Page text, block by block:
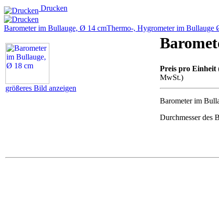
Drucken
Barometer im Bullauge, Ø 14 cmThermo-, Hygrometer im Bullauge
größeres Bild anzeigen
Preis pro Einheit
MwSt.)
Barometer im
Durchmesser des